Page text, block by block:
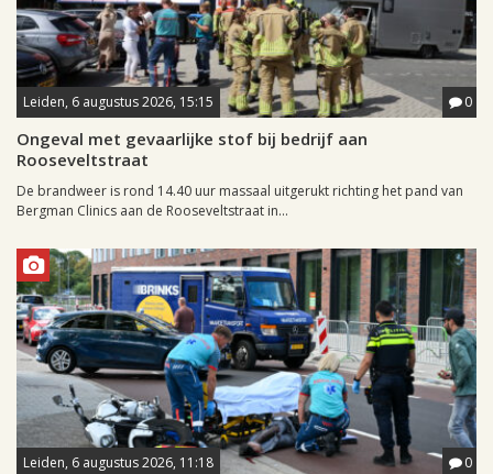
Leiden, 6 augustus 2026, 15:15 0
Ongeval met gevaarlijke stof bij bedrijf aan
Rooseveltstraat
De brandweer is rond 14.40 uur massaal uitgerukt richting het pand van
Bergman Clinics aan de Rooseveltstraat in...
Leiden, 6 augustus 2026, 11:18 0